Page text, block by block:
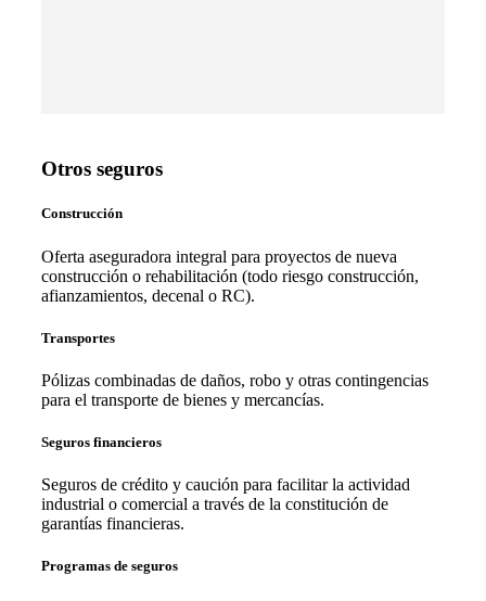
Otros seguros
Construcción
Oferta aseguradora integral para proyectos de nueva
construcción o rehabilitación (todo riesgo construcción,
afianzamientos, decenal o RC).
Transportes
Pólizas combinadas de daños, robo y otras contingencias
para el transporte de bienes y mercancías.
Seguros financieros
Seguros de crédito y caución para facilitar la actividad
industrial o comercial a través de la constitución de
garantías financieras.
Programas de seguros